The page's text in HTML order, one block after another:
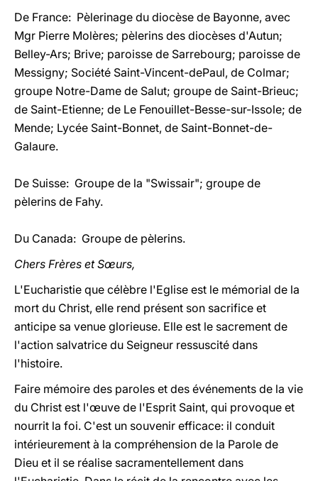
De France: Pèlerinage du diocèse de Bayonne, avec
Mgr Pierre Molères; pèlerins des diocèses d'Autun;
Belley-Ars; Brive; paroisse de Sarrebourg; paroisse de
Messigny; Société Saint-Vincent-dePaul, de Colmar;
groupe Notre-Dame de Salut; groupe de Saint-Brieuc;
de Saint-Etienne; de Le Fenouillet-Besse-sur-Issole; de
Mende; Lycée Saint-Bonnet, de Saint-Bonnet-de-
Galaure.
De Suisse: Groupe de la "Swissair"; groupe de
pèlerins de Fahy.
Du Canada: Groupe de pèlerins.
Chers Frères et Sœurs,
L'Eucharistie que célèbre l'Eglise est le mémorial de la
mort du Christ, elle rend présent son sacrifice et
anticipe sa venue glorieuse. Elle est le sacrement de
l'action salvatrice du Seigneur ressuscité dans
l'histoire.
Faire mémoire des paroles et des événements de la vie
du Christ est l'œuve de l'Esprit Saint, qui provoque et
nourrit la foi. C'est un souvenir efficace: il conduit
intérieurement à la compréhension de la Parole de
Dieu et il se réalise sacramentellement dans